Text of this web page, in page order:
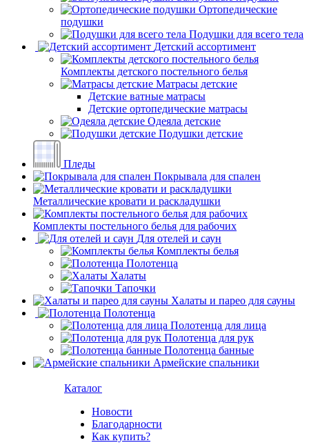
Ортопедические
подушки
Подушки для всего тела
Детский ассортимент
Комплекты детского постельного белья
Матрасы детские
Детские ватные матрасы
Детские ортопедические матрасы
Одеяла детские
Подушки детские
Пледы
Покрывала для спален
Металлические кровати и раскладушки
Комплекты постельного белья для рабочих
Для отелей и саун
Комплекты белья
Полотенца
Халаты
Тапочки
Халаты и парео для сауны
Полотенца
Полотенца для лица
Полотенца для рук
Полотенца банные
Армейские спальники
Каталог
Новости
Благодарности
Как купить?